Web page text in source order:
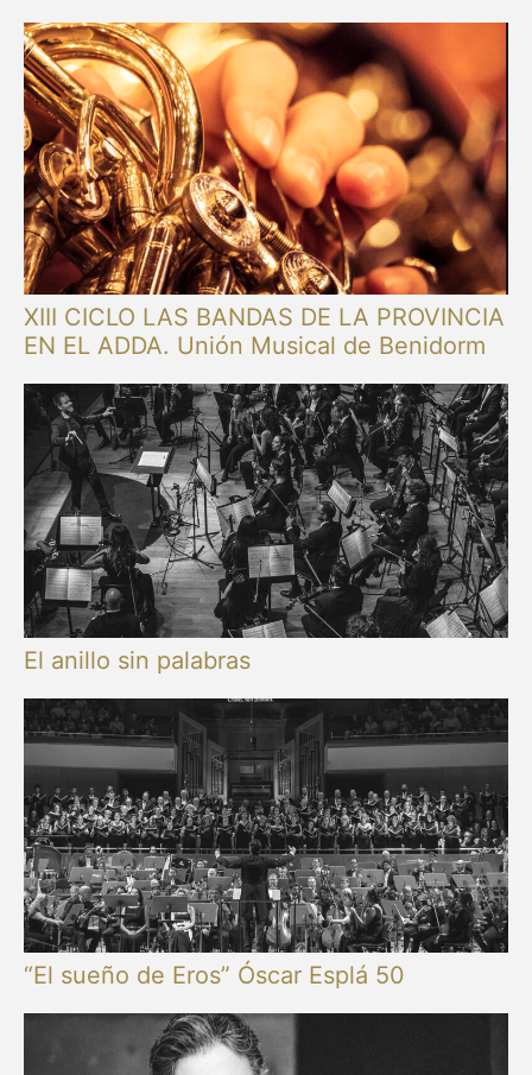
XIII CICLO LAS BANDAS DE LA PROVINCIA
EN EL ADDA. Unión Musical de Benidorm
El anillo sin palabras
“El sueño de Eros” Óscar Esplá 50